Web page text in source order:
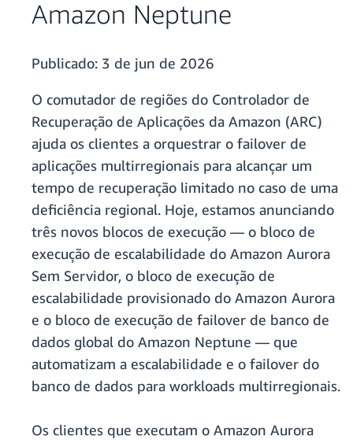
Amazon Neptune
Publicado: 3 de jun de 2026
O comutador de regiões do Controlador de
Recuperação de Aplicações da Amazon (ARC)
ajuda os clientes a orquestrar o failover de
aplicações multirregionais para alcançar um
tempo de recuperação limitado no caso de uma
deficiência regional. Hoje, estamos anunciando
três novos blocos de execução — o bloco de
execução de escalabilidade do Amazon Aurora
Sem Servidor, o bloco de execução de
escalabilidade provisionado do Amazon Aurora
e o bloco de execução de failover de banco de
dados global do Amazon Neptune — que
automatizam a escalabilidade e o failover do
banco de dados para workloads multirregionais.
Os clientes que executam o Amazon Aurora